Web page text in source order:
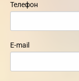
Телефон
E-mail